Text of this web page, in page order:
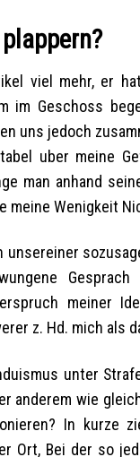
viel mehr, er
im Geschoss
uns jedoch
uber meine
man anhand
meine Wenigkeit
meiner
z. Hd. mich als
unter
anderem wie
In kurze
Ort, Bei der so